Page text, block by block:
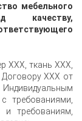
мебельного
качеству,
ХХХ, ткань ХХХ,
Договору ХХХ от
требованиями,
требованиям,